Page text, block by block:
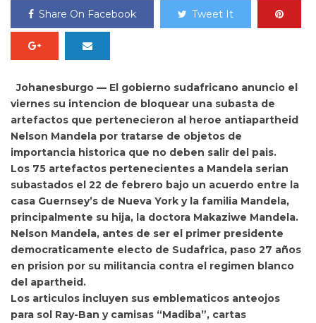
Share On Facebook Tweet It
Johanesburgo — El gobierno sudafricano anuncio el
viernes su intencion de bloquear una subasta de
artefactos que pertenecieron al heroe antiapartheid
Nelson Mandela por tratarse de objetos de
importancia historica que no deben salir del pais.
Los 75 artefactos pertenecientes a Mandela serian
subastados el 22 de febrero bajo un acuerdo entre la
casa Guernsey’s de Nueva York y la familia Mandela,
principalmente su hija, la doctora Makaziwe Mandela.
Nelson Mandela, antes de ser el primer presidente
democraticamente electo de Sudafrica, paso 27 años
en prision por su militancia contra el regimen blanco
del apartheid.
Los articulos incluyen sus emblematicos anteojos
para sol Ray-Ban y camisas “Madiba”, cartas